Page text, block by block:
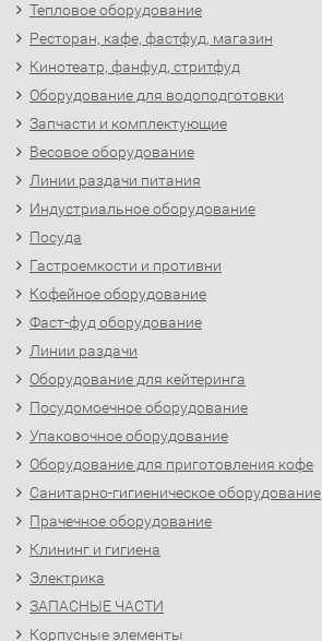
Тепловое оборудование
Ресторан, кафе, фастфуд, магазин
Кинотеатр, фанфуд, стритфуд
Оборудование для водоподготовки
Запчасти и комплектующие
Весовое оборудование
Линии раздачи питания
Индустриальное оборудование
Посуда
Гастроемкости и противни
Кофейное оборудование
Фаст-фуд оборудование
Линии раздачи
Оборудование для кейтеринга
Посудомоечное оборудование
Упаковочное оборудование
Оборудование для приготовления кофе
Санитарно-гигиеническое оборудование
Прачечное оборудование
Клининг и гигиена
Электрика
ЗАПАСНЫЕ ЧАСТИ
Корпусные элементы